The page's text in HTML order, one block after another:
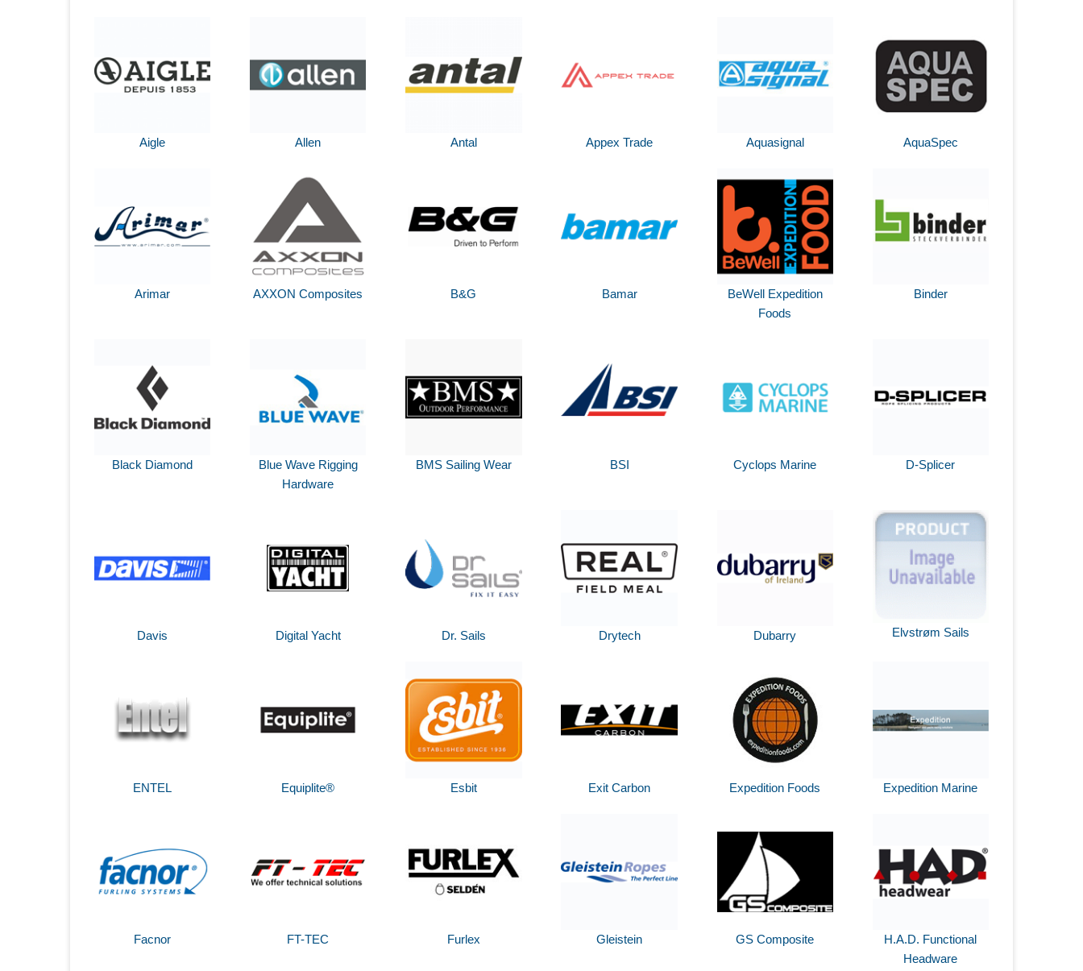
Aigle Allen Antal Appex Trade Aquasignal AquaSpec
Arimar AXXON Composites B&G Bamar
BeWell Expedition
Foods
Binder
Black Diamond
Blue Wave Rigging
Hardware
BMS Sailing Wear BSI Cyclops Marine D-Splicer
Davis Digital Yacht Dr. Sails Drytech Dubarry Elvstrøm Sails
ENTEL Equiplite® Esbit Exit Carbon Expedition Foods Expedition Marine
Facnor FT-TEC Furlex Gleistein GS Composite
H.A.D. Functional
Headware